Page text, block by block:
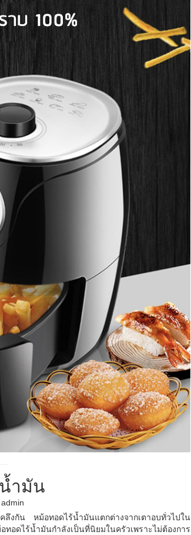
ำมัน
admin
ลึงกัน หม้อทอดไร้น้ำมันแตกต่างจากเตาอบทั่วไปใน
อดไร้น้ำมันกำลังเป็นที่นิยมในครัวเพราะไม่ต้องการ